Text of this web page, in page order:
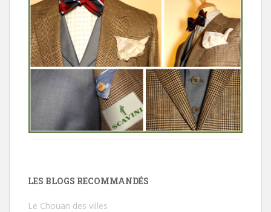
LES BLOGS RECOMMANDÉS
Le Chouan des villes